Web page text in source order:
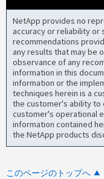
NetApp provides no
accuracy or reliability or
recommendations
any results that may be
observance of any
information in this
information or the
techniques herein is a
the customer's ability to
customer's operational
information contained
the NetApp products
このページのトップへ